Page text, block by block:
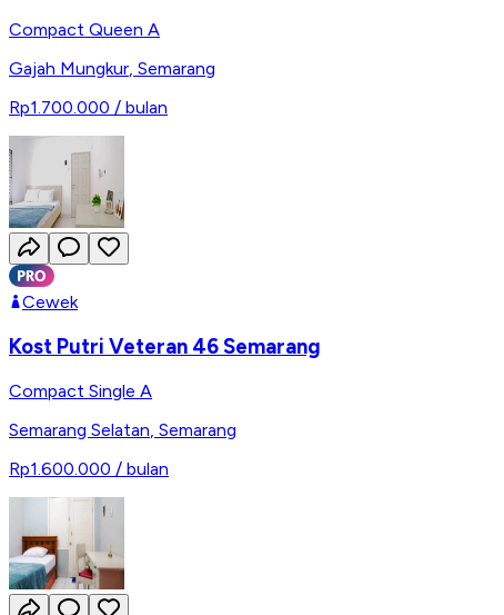
Compact Queen A
Gajah Mungkur, Semarang
Rp1.700.000 / bulan
Cewek
Kost Putri Veteran 46 Semarang
Compact Single A
Semarang Selatan Semarang
Rp1.600.000 / bulan